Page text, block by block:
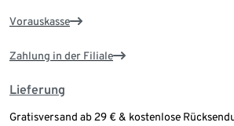
Vorauskasse
Zahlung in der Filiale
Lieferung
Gratisversand ab 29 € & kostenlose